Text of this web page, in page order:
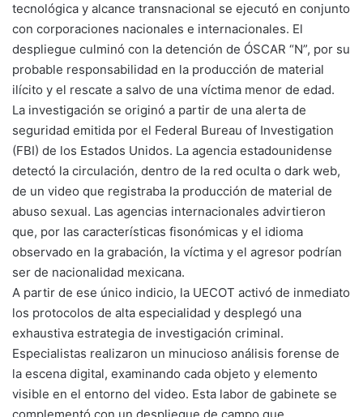
tecnológica y alcance transnacional se ejecutó en conjunto
con corporaciones nacionales e internacionales. El
despliegue culminó con la detención de ÓSCAR “N”, por su
probable responsabilidad en la producción de material
ilícito y el rescate a salvo de una víctima menor de edad.
La investigación se originó a partir de una alerta de
seguridad emitida por el Federal Bureau of Investigation
(FBI) de los Estados Unidos. La agencia estadounidense
detectó la circulación, dentro de la red oculta o dark web,
de un video que registraba la producción de material de
abuso sexual. Las agencias internacionales advirtieron
que, por las características fisonómicas y el idioma
observado en la grabación, la víctima y el agresor podrían
ser de nacionalidad mexicana.
A partir de ese único indicio, la UECOT activó de inmediato
los protocolos de alta especialidad y desplegó una
exhaustiva estrategia de investigación criminal.
Especialistas realizaron un minucioso análisis forense de
la escena digital, examinando cada objeto y elemento
visible en el entorno del video. Esta labor de gabinete se